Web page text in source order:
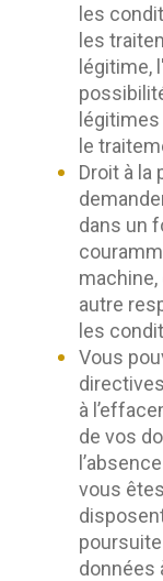
les
les
légitime,
le
Droit à la
dans un
autre
les
Vous
à
de vos
vous
données